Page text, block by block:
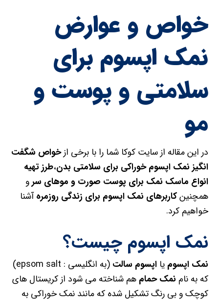
خواص و عوارض
نمک اپسوم برای
سلامتی و پوست و
مو
در این مقاله از سایت کوکا شما را با برخی ازخواص شگفت
انگیز نمک اپسوم خوراکی برای سلامتی بدن،طرز تهیه
انواع ماسک نمک برای پوست صورت و موهای سرو
همچنینکاربرهای نمک اپسوم برای زندگی روزمرهآشنا
خواهیم کرد.
نمک اپسوم چیست؟
نمک اپسوم یااپسوم سالت
(به انگلیسی : epsom salt)
که به نام نمک حمام هم شناخته می شود از کریستال های
کوچک و بی رنگ تشکیل شده که مانند نمک خوراکی به